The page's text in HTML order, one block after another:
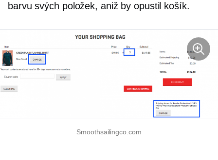
barvu svých položek, aniž by opustil košík.
Smoothsailingco.com